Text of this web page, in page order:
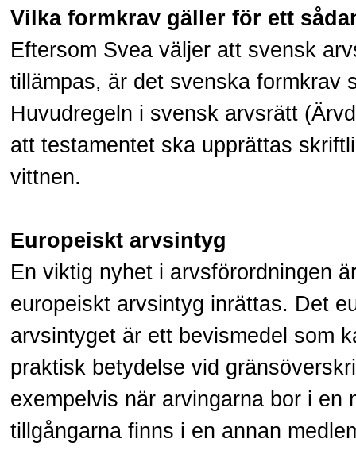
Vilka formkrav gäller för ett
Eftersom Svea väljer att svensk
tillämpas, är det svenska formkrav
Huvudregeln i svensk arvsrätt
att testamentet ska upprättas
vittnen.
Europeiskt arvsintyg
En viktig nyhet i arvsförordningen
europeiskt arvsintyg inrättas. Det
arvsintyget är ett bevismedel som
praktisk betydelse vid
exempelvis när arvingarna bor i en
tillgångarna finns i en annan